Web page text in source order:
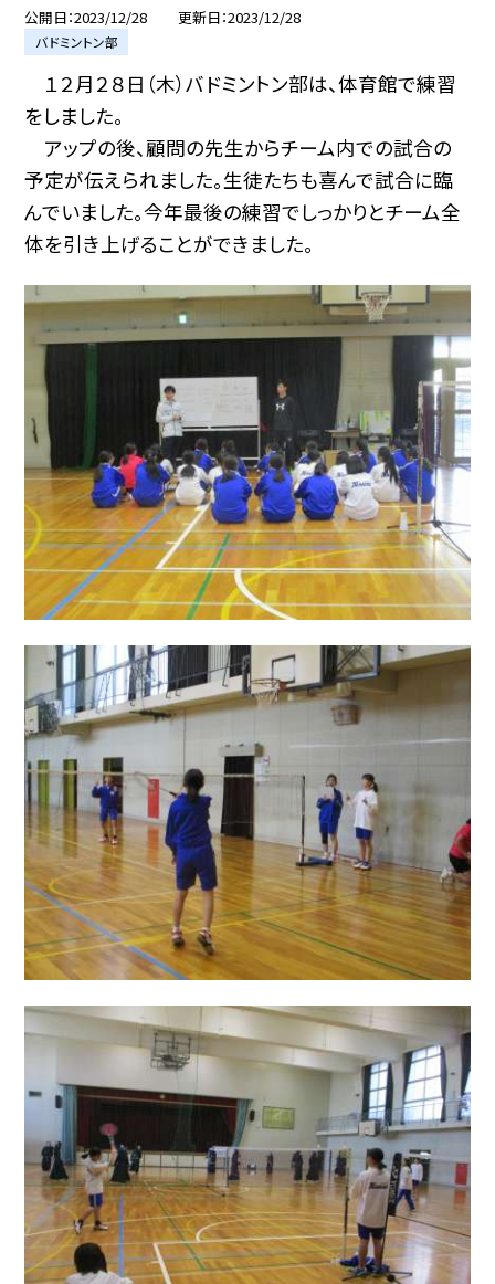
公開日 2023/12/28 更新日 2023/12/28
バドミントン部
１２月２８日（木）バドミントン部は、体育館で練習
をしました。
アップの後、顧問の先生からチーム内での試合の
予定が伝えられました。生徒たちも喜んで試合に臨
んでいました。今年最後の練習でしっかりとチーム全
体を引き上げることができました。